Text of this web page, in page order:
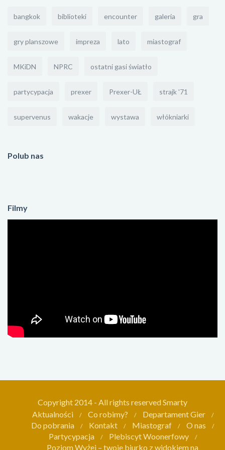
bangkok biblioteki encounter galeria gra
gry planszowe impreza lato miastograf
MKiDN NPRC ostatni gasi światło
partycypacja prexer Prexer-UŁ strajk '71
supervenus wakacje wystawa włókniarki
Polub nas
Filmy
Copyright 2014 - All rights reserved Smarty
Aktualności
Co robimy?
Departament Gier
Do pobrania
Kontakt Miastograf
O nas
Partycypacja
Plebiscyt Woonerfowy
Poziom Wyżej – twoje biurko z widokiem na